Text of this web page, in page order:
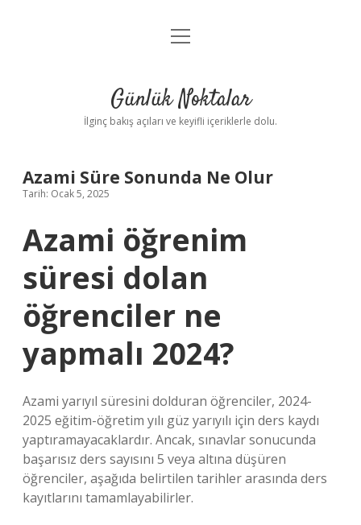
Anasayfa
Yasal Uyarı
menüyü
Günlük Noktalar
İlginç bakış açıları ve keyifli içeriklerle dolu.
Azami Süre Sonunda Ne Olur
Tarih: Ocak 5, 2025
Azami öğrenim
süresi dolan
öğrenciler ne
yapmalı 2024?
Azami yarıyıl süresini dolduran öğrenciler, 2024-
2025 eğitim-öğretim yılı güz yarıyılı için ders kaydı
yaptıramayacaklardır. Ancak, sınavlar sonucunda
başarısız ders sayısını 5 veya altına düşüren
öğrenciler, aşağıda belirtilen tarihler arasında ders
kayıtlarını tamamlayabilirler.